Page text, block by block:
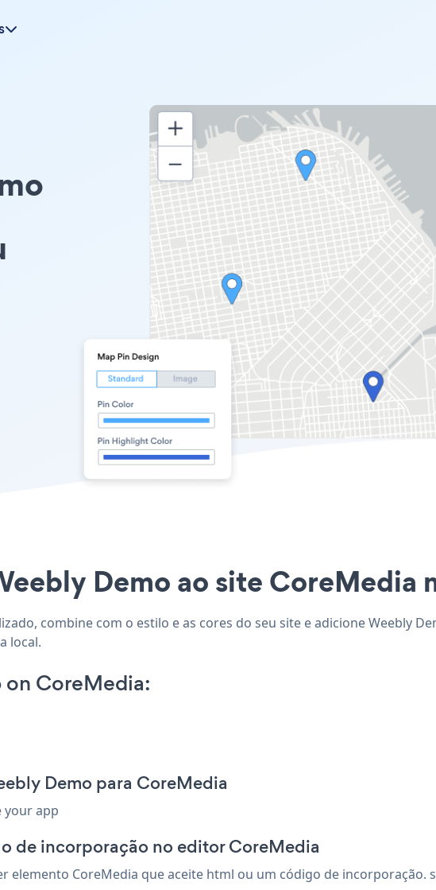
Demo ao site CoreMedia
combine com o estilo e as cores do seu site e adicione Weebly
local.
on CoreMedia:
Demo para CoreMedia
your app
de incorporação no editor CoreMedia
elemento CoreMedia que aceite html ou um código de incorporação.